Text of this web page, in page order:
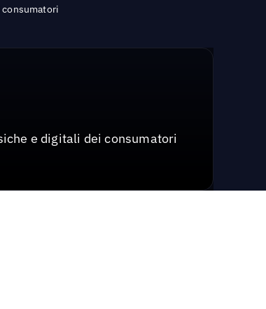
consumatori
e digitali dei consumatori